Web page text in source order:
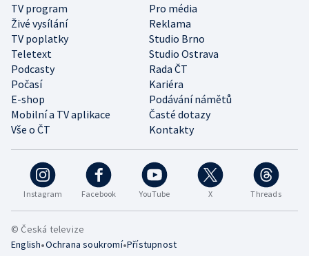
Instagram Facebook YouTube X Threads
TV program
Pro média
Živé vysílání
Reklama
TV poplatky
Studio Brno
Teletext
Studio Ostrava
Podcasty
Rada ČT
Počasí
Kariéra
E-shop
Podávání námětů
Mobilní a TV aplikace
Časté dotazy
Vše o ČT
Kontakty
© Česká televize
English•Ochrana soukromí•Přístupnost